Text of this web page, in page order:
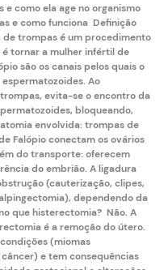
como ela age no organismo
e como funciona Definição
de trompasé um procedimento
tornar a mulher infértil de
são os canais pelos quais o
Ao
evita-se o encontro da
bloqueando,
envolvida: trompas de
Falópio conectam os ovários
do transporte: oferecem
do embrião. A ligadura
(cauterização, clipes,
), dependendo da
que histerectomia? Não. A
é a remoção do útero.
(miomas
e tem consequências